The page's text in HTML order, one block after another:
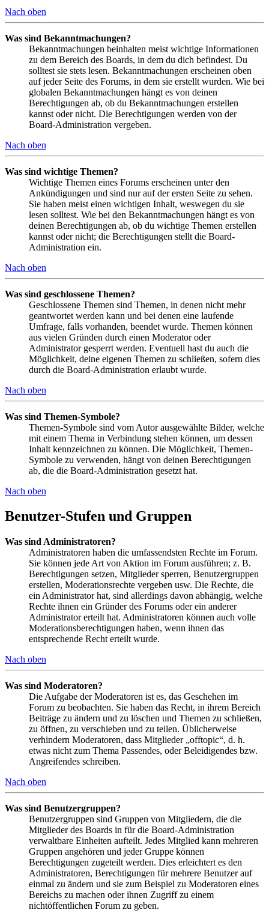
Nach oben
Was sind Bekanntmachungen?
Bekanntmachungen beinhalten meist wichtige Informationen
zu dem Bereich des Boards, in dem du dich befindest. Du
solltest sie stets lesen. Bekanntmachungen erscheinen oben
auf jeder Seite des Forums, in dem sie erstellt wurden. Wie bei
globalen Bekanntmachungen hängt es von deinen
Berechtigungen ab, ob du Bekanntmachungen erstellen
kannst oder nicht. Die Berechtigungen werden von der
Board-Administration vergeben.
Nach oben
Was sind wichtige Themen?
Wichtige Themen eines Forums erscheinen unter den
Ankündigungen und sind nur auf der ersten Seite zu sehen.
Sie haben meist einen wichtigen Inhalt, weswegen du sie
lesen solltest. Wie bei den Bekanntmachungen hängt es von
deinen Berechtigungen ab, ob du wichtige Themen erstellen
kannst oder nicht; die Berechtigungen stellt die Board-
Administration ein.
Nach oben
Was sind geschlossene Themen?
Geschlossene Themen sind Themen, in denen nicht mehr
geantwortet werden kann und bei denen eine laufende
Umfrage, falls vorhanden, beendet wurde. Themen können
aus vielen Gründen durch einen Moderator oder
Administrator gesperrt werden. Eventuell hast du auch die
Möglichkeit, deine eigenen Themen zu schließen, sofern dies
durch die Board-Administration erlaubt wurde.
Nach oben
Was sind Themen-Symbole?
Themen-Symbole sind vom Autor ausgewählte Bilder, welche
mit einem Thema in Verbindung stehen können, um dessen
Inhalt kennzeichnen zu können. Die Möglichkeit, Themen-
Symbole zu verwenden, hängt von deinen Berechtigungen
ab, die die Board-Administration gesetzt hat.
Nach oben
Benutzer-Stufen und Gruppen
Was sind Administratoren?
Administratoren haben die umfassendsten Rechte im Forum.
Sie können jede Art von Aktion im Forum ausführen; z. B.
Berechtigungen setzen, Mitglieder sperren, Benutzergruppen
erstellen, Moderationsrechte vergeben usw. Die Rechte, die
ein Administrator hat, sind allerdings davon abhängig, welche
Rechte ihnen ein Gründer des Forums oder ein anderer
Administrator erteilt hat. Administratoren können auch volle
Moderationsberechtigungen haben, wenn ihnen das
entsprechende Recht erteilt wurde.
Nach oben
Was sind Moderatoren?
Die Aufgabe der Moderatoren ist es, das Geschehen im
Forum zu beobachten. Sie haben das Recht, in ihrem Bereich
Beiträge zu ändern und zu löschen und Themen zu schließen,
zu öffnen, zu verschieben und zu teilen. Üblicherweise
verhindern Moderatoren, dass Mitglieder „offtopic“, d. h.
etwas nicht zum Thema Passendes, oder Beleidigendes bzw.
Angreifendes schreiben.
Nach oben
Was sind Benutzergruppen?
Benutzergruppen sind Gruppen von Mitgliedern, die die
Mitglieder des Boards in für die Board-Administration
verwaltbare Einheiten aufteilt. Jedes Mitglied kann mehreren
Gruppen angehören und jeder Gruppe können
Berechtigungen zugeteilt werden. Dies erleichtert es den
Administratoren, Berechtigungen für mehrere Benutzer auf
einmal zu ändern und sie zum Beispiel zu Moderatoren eines
Bereichs zu machen oder ihnen Zugriff zu einem
nichtöffentlichen Forum zu geben.